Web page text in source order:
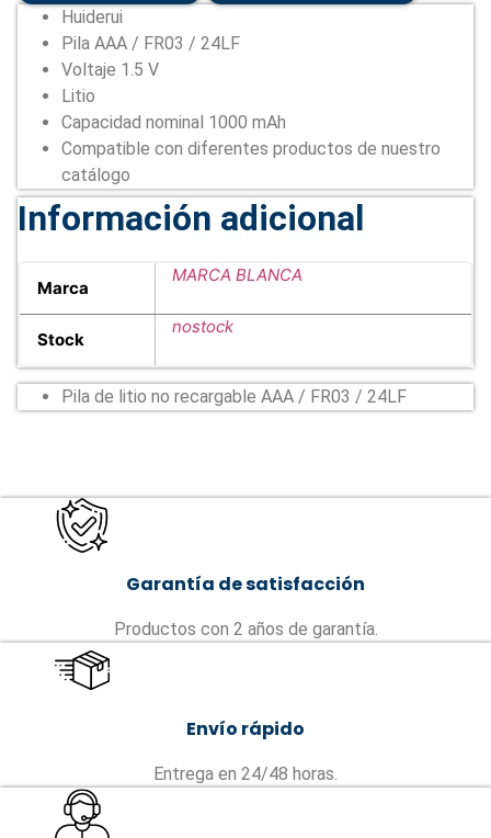
Huiderui
Pila AAA / FR03 / 24LF
Voltaje 1.5 V
Litio
Capacidad nominal 1000 mAh
Compatible con diferentes productos de nuestro
catálogo
Información adicional
Marca
MARCA BLANCA
Stock
nostock
Pila de litio no recargable AAA / FR03 / 24LF
Garantía de satisfacción
Productos con 2 años de garantía.
Envío rápido
Entrega en 24/48 horas.